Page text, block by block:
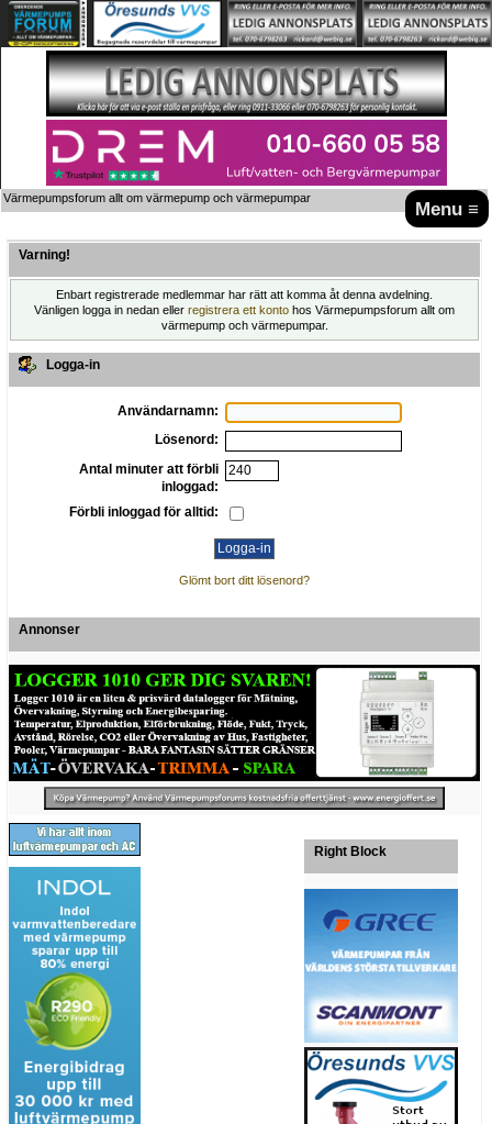
Menu ≡
Värmepumpsforum allt om värmepump och värmepumpar
Varning!
Enbart registrerade medlemmar har rätt att komma åt denna avdelning.
Vänligen logga in nedan eller registrera ett konto hos Värmepumpsforum allt om
värmepump och värmepumpar.
Logga-in
Användarnamn:
Lösenord:
Antal minuter att förbli
inloggad:
Förbli inloggad för alltid:
Glömt bort ditt lösenord?
Annonser
Right Block